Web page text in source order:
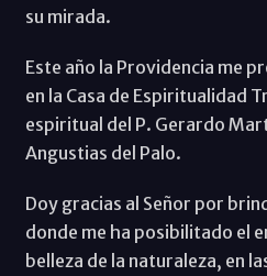
su mirada.
Este año la Providencia me
en la Casa de Espiritualidad
espiritual del P. Gerardo
Angustias del Palo.
Doy gracias al Señor por
donde me ha posibilitado el
belleza de la naturaleza, en